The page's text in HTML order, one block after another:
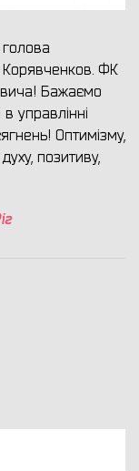
Корявченков. ФК
Бажаємо
управлінні
Оптимізму,
позитиву,